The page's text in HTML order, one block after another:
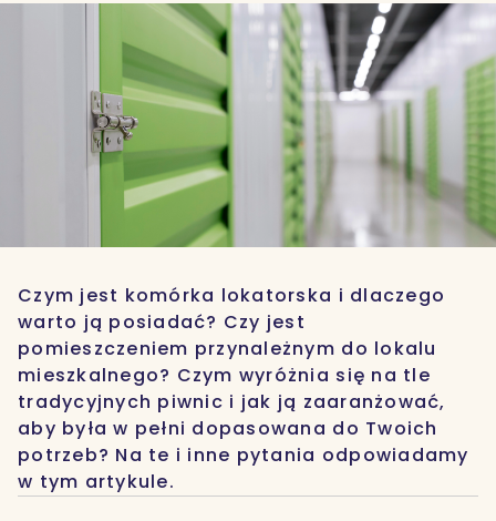
Czym jest komórka lokatorska i dlaczego
warto ją posiadać? Czy jest
pomieszczeniem przynależnym do lokalu
mieszkalnego? Czym wyróżnia się na tle
tradycyjnych piwnic i jak ją zaaranżować,
aby była w pełni dopasowana do Twoich
potrzeb? Na te i inne pytania odpowiadamy
w tym artykule.